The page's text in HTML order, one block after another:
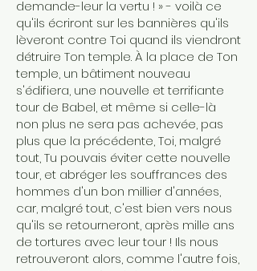
demande-leur la vertu ! » - voilà ce
qu'ils écriront sur les bannières qu'ils
lèveront contre Toi quand ils viendront
détruire Ton temple. À la place de Ton
temple, un bâtiment nouveau
s'édifiera, une nouvelle et terrifiante
tour de Babel, et même si celle-là
non plus ne sera pas achevée, pas
plus que la précédente, Toi, malgré
tout, Tu pouvais éviter cette nouvelle
tour, et abréger les souffrances des
hommes d'un bon millier d'années,
car, malgré tout, c'est bien vers nous
qu'ils se retourneront, après mille ans
de tortures avec leur tour ! Ils nous
retrouveront alors, comme l'autre fois,